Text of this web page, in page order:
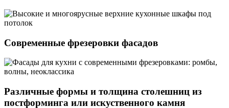
Современные фрезеровки фасадов
Различные формы и толщина столешниц из
постформинга или искуственного камня